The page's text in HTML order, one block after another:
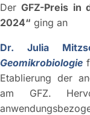
DerGFZ-Preis in
2024“ ging an
Dr. Julia
Geomikrobiologie
Etablierung der
am GFZ.